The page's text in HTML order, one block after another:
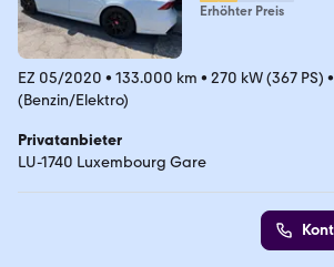
Erhöhter Preis
EZ 05/2020 • 133.000 km • 270 kW (367 PS) •
(Benzin/Elektro)
Privatanbieter
LU-1740 Luxembourg Gare